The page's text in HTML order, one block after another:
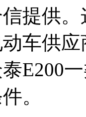
提供
车供
E200
。